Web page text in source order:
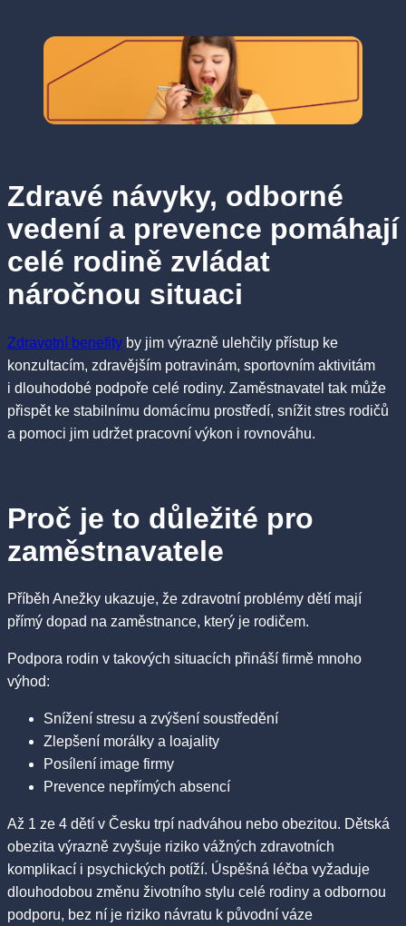
Zdravé návyky, odborné
vedení a prevence pomáhají
celé rodině zvládat
náročnou situaci
Zdravotní benefity by jim výrazně ulehčily přístup ke
konzultacím, zdravějším potravinám, sportovním aktivitám
i dlouhodobé podpoře celé rodiny. Zaměstnavatel tak může
přispět ke stabilnímu domácímu prostředí, snížit stres rodičů
a pomoci jim udržet pracovní výkon i rovnováhu.
Proč je to důležité pro
zaměstnavatele
Příběh Anežky ukazuje, že zdravotní problémy dětí mají
přímý dopad na zaměstnance, který je rodičem.
Podpora rodin v takových situacích přináší firmě mnoho
výhod:
Snížení stresu a zvýšení soustředění
Zlepšení morálky a loajality
Posílení image firmy
Prevence nepřímých absencí
Až 1 ze 4 dětí v Česku trpí nadváhou nebo obezitou. Dětská
obezita výrazně zvyšuje riziko vážných zdravotních
komplikací i psychických potíží. Úspěšná léčba vyžaduje
dlouhodobou změnu životního stylu celé rodiny a odbornou
podporu, bez ní je riziko návratu k původní váze